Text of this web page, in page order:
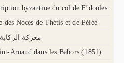
byzantine du col de F’doules.
Noces de Thétis et de Pélée
(1851) معركة
Arnaud dans les Babors (1851)